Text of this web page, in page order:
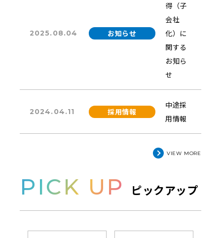
2025.08.04 お知らせ
得（子
会社
化）に
関する
お知ら
せ
2024.04.11 採用情報
中途採
用情報
VIEW MORE
PICK UP ピックアップ